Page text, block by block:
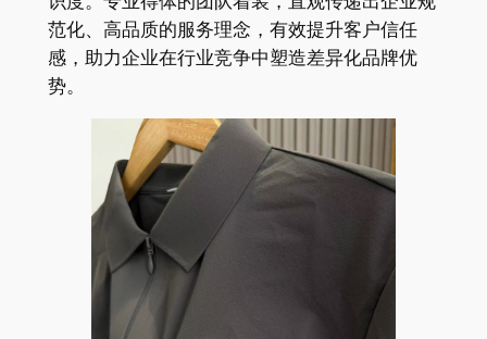
范化、高品质的服务理念，有效提升客户信任
感，助力企业在行业竞争中塑造差异化品牌优
势。